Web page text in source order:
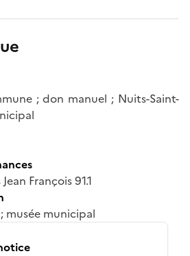
; don manuel ; Nuits-Saint-
François 91.1
musée municipal